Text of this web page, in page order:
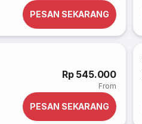
PESAN SEKARANG
Rp 545.000
From
PESAN SEKARANG